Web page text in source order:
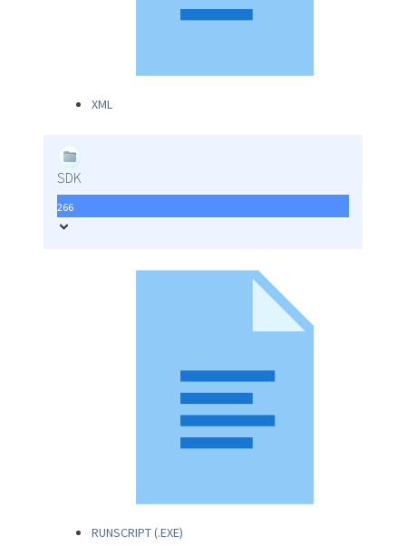
XML
SDK
266
RUNSCRIPT (.EXE)